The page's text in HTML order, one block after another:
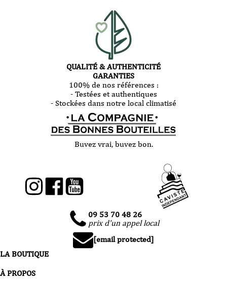
QUALITÉ & AUTHENTICITÉ
GARANTIES
100% de nos références :
- Testées et authentiques
- Stockées dans notre local climatisé
Buvez vrai, buvez bon.
09 53 70 48 26
prix d'un appel local
[email protected]
LA BOUTIQUE
À PROPOS